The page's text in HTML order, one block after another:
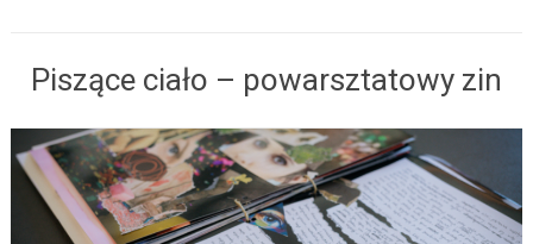
Piszące ciało – powarsztatowy zin